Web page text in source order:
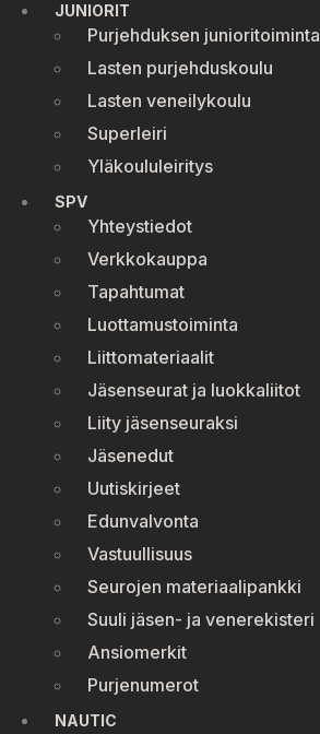
JUNIORIT
Purjehduksen junioritoiminta
Lasten purjehduskoulu
Lasten veneilykoulu
Superleiri
Yläkoululeiritys
SPV
Yhteystiedot
Verkkokauppa
Tapahtumat
Luottamustoiminta
Liittomateriaalit
Jäsenseurat ja luokkaliitot
Liity jäsenseuraksi
Jäsenedut
Uutiskirjeet
Edunvalvonta
Vastuullisuus
Seurojen materiaalipankki
Suuli jäsen- ja venerekisteri
Ansiomerkit
Purjenumerot
NAUTIC